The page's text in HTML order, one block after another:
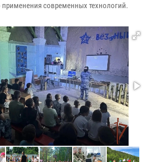
современных технологий.